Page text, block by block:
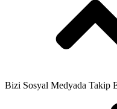
Bizi Sosyal Medyada Takip